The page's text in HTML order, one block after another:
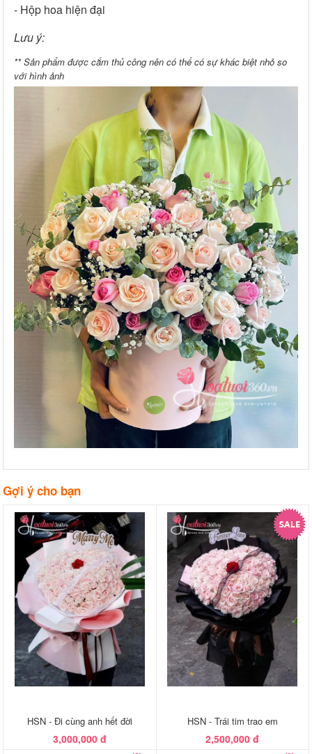
- Hộp hoa hiện đại
Lưu ý:
** Sản phẩm được cắm thủ công nên có thể có sự khác biệt nhỏ so
với hình ảnh
Gợi ý cho bạn
HSN - Đi cùng anh hết đời
3,000,000 đ
HSN - Trái tim trao em
2,500,000 đ